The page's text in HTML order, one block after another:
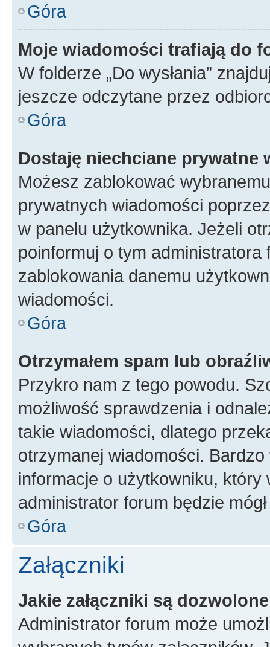
Góra
Moje wiadomości trafiają do
W folderze „Do wysłania”
jeszcze odczytane przez
Góra
Dostaję niechciane prywatne
Możesz zablokować
prywatnych wiadomości
w panelu użytkownika. Jeżeli
poinformuj o tym
zablokowania danemu
wiadomości.
Góra
Otrzymałem spam lub
Przykro nam z tego powodu.
możliwość sprawdzenia i
takie wiadomości, dlatego
otrzymanej wiadomości.
informacje o użytkowniku, który
administrator forum będzie
Góra
Załączniki
Jakie załączniki są
Administrator forum może